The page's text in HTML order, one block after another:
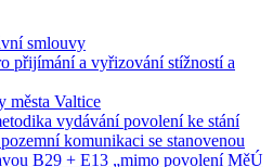
smlouvy
přijímání a vyřizování stížností a
města Valtice
vydávání povolení ke stání
komunikaci se stanovenou
B29 + E13 „mimo povolení MěÚ